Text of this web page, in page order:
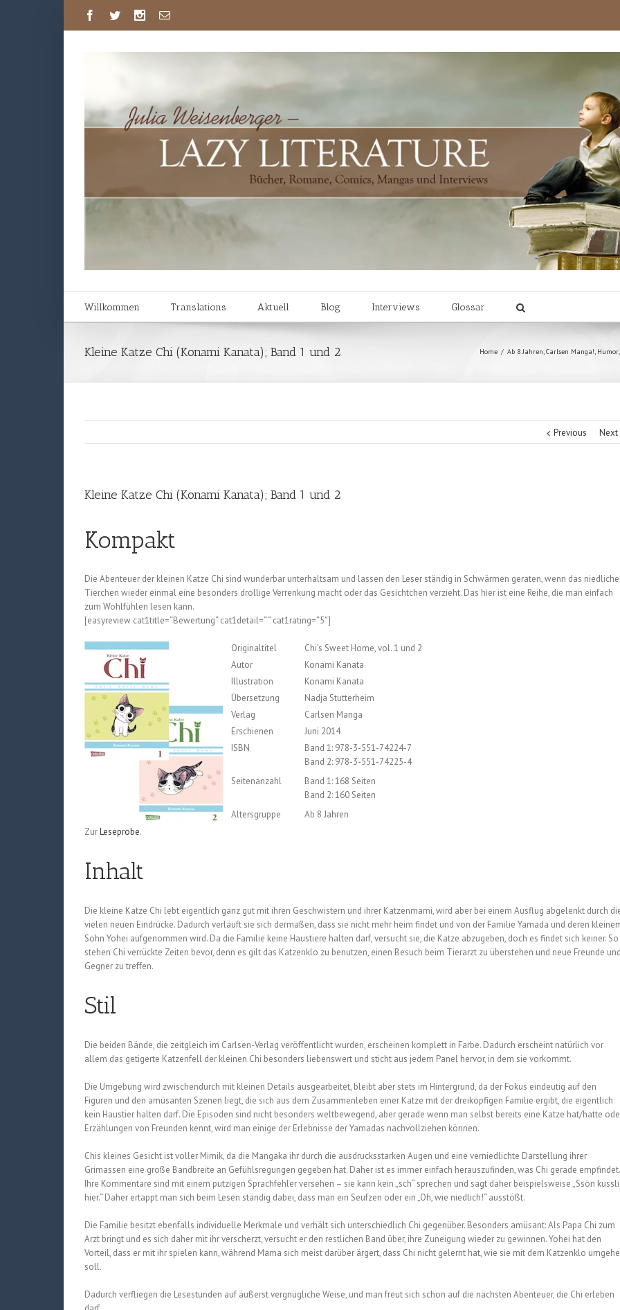
Willkommen Translations Aktuell Blog Interviews Glossar
Kleine Katze Chi (Konami Kanata); Band 1 und 2 Home / Ab 8 Jahren,Carlsen Manga!, Humor
Previous Next
Kleine Katze Chi (Konami Kanata); Band 1 und 2
Kompakt
Die Abenteuer der kleinen Katze Chi sind wunderbar unterhaltsam und lassen den Leser ständig in Schwärmen geraten, wenn das niedliche
Tierchen wieder einmal eine besonders drollige Verrenkung macht oder das Gesichtchen verzieht. Das hier ist eine Reihe, die man einfach
zum Wohlfühlen lesen kann.
[easyreview cat1title=“Bewertung“ cat1detail=“ “ cat1rating=“5″]
Originaltitel
Chi’s Sweet Home, vol. 1 und 2
Autor
Konami Kanata
Illustration
Konami Kanata
Übersetzung
Nadja Stutterheim
Verlag
Carlsen Manga
Erschienen
Juni 2014
ISBN
Band 1: 978-3-551-74224-7
Band 2: 978-3-551-74225-4
Seitenanzahl
Band 1: 168 Seiten
Band 2: 160 Seiten
Altersgruppe
Ab 8 Jahren
ZurLeseprobe.
Inhalt
Die kleine Katze Chi lebt eigentlich ganz gut mit ihren Geschwistern und ihrer Katzenmami, wird aber bei einem Ausflug abgelenkt durch
vielen neuen Eindrücke. Dadurch verläuft sie sich dermaßen, dass sie nicht mehr heim findet und von der Familie Yamada und deren
Sohn Yohei aufgenommen wird. Da die Familie keine Haustiere halten darf, versucht sie, die Katze abzugeben, doch es findet sich keiner. So
stehen Chi verrückte Zeiten bevor, denn es gilt das Katzenklo zu benutzen, einen Besuch beim Tierarzt zu überstehen und neue Freunde
Gegner zu treffen.
Stil
Die beiden Bände, die zeitgleich im Carlsen-Verlag veröffentlicht wurden, erscheinen komplett in Farbe. Dadurch erscheint natürlich vor
allem das getigerte Katzenfell der kleinen Chi besonders liebenswert und sticht aus jedem Panel hervor, in dem sie vorkommt.
Die Umgebung wird zwischendurch mit kleinen Details ausgearbeitet, bleibt aber stets im Hintergrund, da der Fokus eindeutig auf den
Figuren und den amüsanten Szenen liegt, die sich aus dem Zusammenleben einer Katze mit der dreiköpfigen Familie ergibt, die eigentlich
kein Haustier halten darf. Die Episoden sind nicht besonders weltbewegend, aber gerade wenn man selbst bereits eine Katze hat/hatte
Erzählungen von Freunden kennt, wird man einige der Erlebnisse der Yamadas nachvollziehen können.
Chis kleines Gesicht ist voller Mimik, da die Mangaka ihr durch die ausdrucksstarken Augen und eine verniedlichte Darstellung ihrer
Grimassen eine große Bandbreite an Gefühlsregungen gegeben hat. Daher ist es immer einfach herauszufinden, was Chi gerade empfindet.
Ihre Kommentare sind mit einem putzigen Sprachfehler versehen – sie kann kein „sch“ sprechen und sagt daher beispielsweise „Ssön
hier.“ Daher ertappt man sich beim Lesen ständig dabei, dass man ein Seufzen oder ein „Oh, wie niedlich!“ ausstößt.
Die Familie besitzt ebenfalls individuelle Merkmale und verhält sich unterschiedlich Chi gegenüber. Besonders amüsant: Als Papa Chi zum
Arzt bringt und es sich daher mit ihr verscherzt, versucht er den restlichen Band über, ihre Zuneigung wieder zu gewinnen. Yohei hat den
Vorteil, dass er mit ihr spielen kann, während Mama sich meist darüber ärgert, dass Chi nicht gelernt hat, wie sie mit dem Katzenklo
soll.
Dadurch verfliegen die Lesestunden auf äußerst vergnügliche Weise, und man freut sich schon auf die nächsten Abenteuer, die Chi erleben